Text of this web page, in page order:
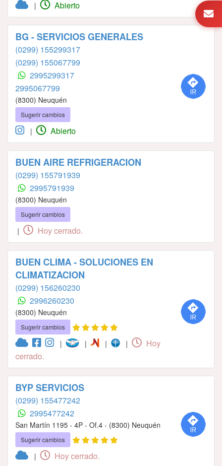
| Abierto
BG - SERVICIOS GENERALES
(0299) 155299317
(0299) 155067799
2995299317
2995067799
(8300) Neuquén
Sugerir cambios
| Abierto
BUEN AIRE REFRIGERACION
(0299) 155791939
2995791939
(8300) Neuquén
Sugerir cambios
| Hoy cerrado.
BUEN CLIMA - SOLUCIONES EN
CLIMATIZACION
(0299) 156260230
2996260230
(8300) Neuquén
Sugerir cambios
| | | |
Hoy
cerrado.
BYP SERVICIOS
(0299) 155477242
2995477242
San Martín 1195 - 4P - Of.4 - (8300) Neuquén
Sugerir cambios
| Hoy cerrado.